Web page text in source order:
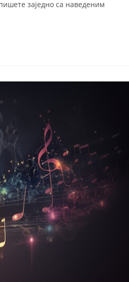
заједно са наведеним